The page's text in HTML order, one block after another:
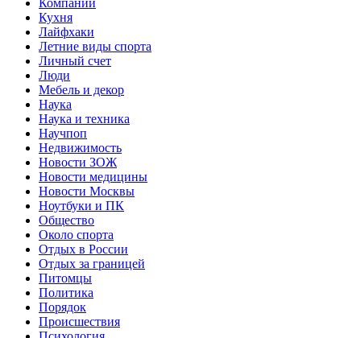
Кухня
Лайфхаки
Летние виды спорта
Личный счет
Люди
Мебель и декор
Наука
Наука и техника
Научпоп
Недвижимость
Новости ЗОЖ
Новости медицины
Новости Москвы
Ноутбуки и ПК
Общество
Около спорта
Отдых в России
Отдых за границей
Питомцы
Политика
Порядок
Происшествия